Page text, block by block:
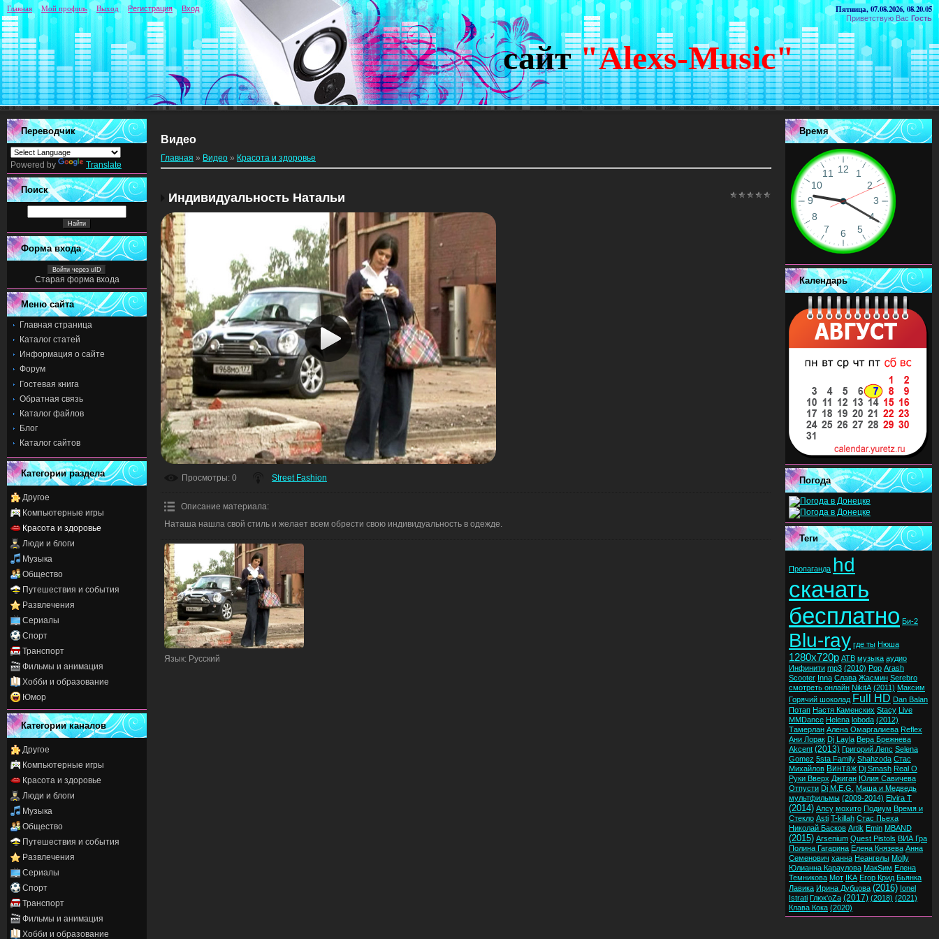
Пятница, 07.08.2026, 08.20.05
Приветствую Вас Гость
сайт "Alexs-Music"
Главная Мой профиль Выход Регистрация Вход
Переводчик
Powered by Translate
Поиск
Форма входа
Войти через uID
Старая форма входа
Меню сайта
Главная страница
Каталог статей
Информация о сайте
Форум
Гостевая книга
Обратная связь
Каталог файлов
Блог
Каталог сайтов
Категории раздела
Другое
Компьютерные игры
Красота и здоровье
Люди и блоги
Музыка
Общество
Путешествия и события
Развлечения
Сериалы
Спорт
Транспорт
Фильмы и анимация
Хобби и образование
Юмор
Категории каналов
Другое
Компьютерные игры
Красота и здоровье
Люди и блоги
Музыка
Общество
Путешествия и события
Развлечения
Сериалы
Спорт
Транспорт
Фильмы и анимация
Хобби и образование
Видео
Главная » Видео » Красота и здоровье
Индивидуальность Натальи
Просмотры: 0 Street Fashion
Описание материала:
Наташа нашла свой стиль и желает всем обрести свою индивидуальность в одежде.
Язык: Русский
Время
Календарь
Погода
Теги
Пропаганда hd
скачать
бесплатно Би-2
Blu-ray где ты Нюша
1280x720p ATB музыка аудио
Инфинити mp3 (2010) Pop Arash
Scooter Inna Слава Жасмин Serebro
смотреть онлайн NikitA (2011) Максим
Горячий шоколад Full HD Dan Balan
Потап Настя Каменских Stacy Live
MMDance Helena loboda (2012)
Тамерлан Алена Омаргалиева Reflex
Ани Лорак Dj Layla Вера Брежнева
Akcent (2013) Григорий Лепс Selena
Gomez 5sta Family Shahzoda Стас
Михайлов Винтаж Dj Smash Real O
Руки Вверх Джиган Юлия Савичева
Отпусти Dj M.E.G.
Маша и Медведь
мультфильмы (2009-2014) Elvira T
(2014) Алсу мохито Подиум Время и
Стекло Asti T-killah Стас Пьеха
Николай Басков Artik Emin MBAND
(2015) Arsenium Quest Pistols ВИА Гра
Полина Гагарина Елена Князева Анна
Семенович ханна Неангелы Molly
Юлианна Караулова МакSим Елена
Темникова Мот IKA Егор Крид Бьянка
Лавика Ирина Дубцова (2016) Ionel
Istrati Глюк'oZa (2017) (2018) (2021)
Клава Кока (2020)